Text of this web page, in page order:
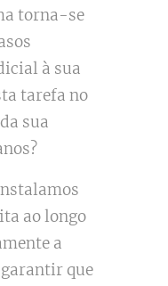
torna-se
à sua
tarefa no
sua
ao longo
a
que